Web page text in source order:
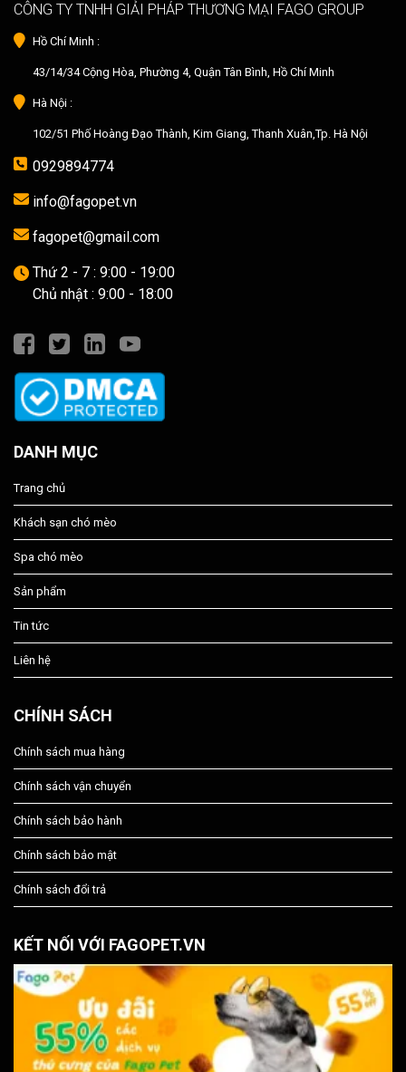
CÔNG TY TNHH GIẢI PHÁP THƯƠNG MẠI FAGO GROUP
Hồ Chí Minh :
43/14/34 Cộng Hòa, Phường 4, Quận Tân Bình, Hồ Chí Minh
Hà Nội :
102/51 Phố Hoàng Đạo Thành, Kim Giang, Thanh Xuân,Tp. Hà Nội
0929894774
info@fagopet.vn
fagopet@gmail.com
Thứ 2 - 7 : 9:00 - 19:00
Chủ nhật : 9:00 - 18:00
DANH MỤC
Trang chủ
Khách sạn chó mèo
Spa chó mèo
Sản phẩm
Tin tức
Liên hệ
CHÍNH SÁCH
Chính sách mua hàng
Chính sách vận chuyển
Chính sách bảo hành
Chính sách bảo mật
Chính sách đổi trả
KẾT NỐI VỚI FAGOPET.VN